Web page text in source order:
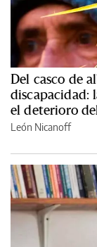
Del casco de
discapacidad:
el deterioro
León Nicanoff